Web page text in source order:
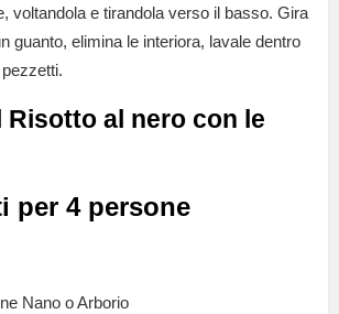
voltandola e tirandola verso il basso. Gira
guanto, elimina le interiora, lavale dentro
Risotto al nero con le
per 4 persone
Nano o Arborio